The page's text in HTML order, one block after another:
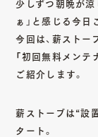
ぁ」と感じる今日
今回は、薪ストー
「初回無料メンテ
ご紹介します。
薪ストーブは“設
タート。